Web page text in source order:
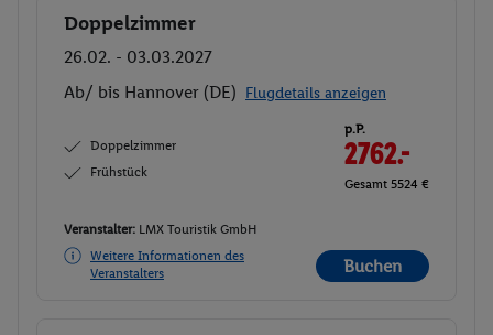
Buchen
Doppelzimmer
26.02. - 03.03.2027
Ab/ bis Hannover (DE) Flugdetails anzeigen
Doppelzimmer
Frühstück
p.P.
2762.-
Gesamt 5524 €
Veranstalter: LMX Touristik GmbH
Weitere Informationen des
Veranstalters
Buchen